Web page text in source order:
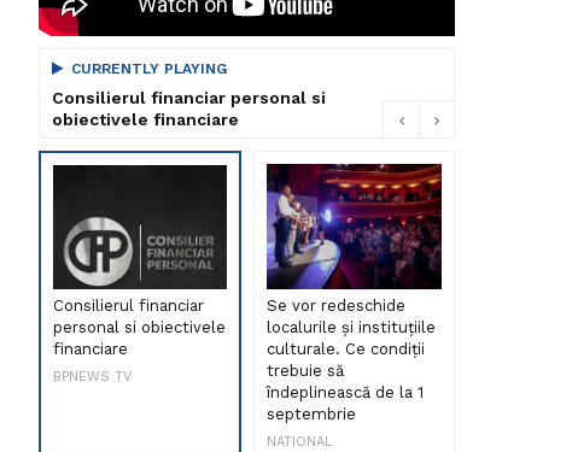
CURRENTLY PLAYING
Consilierul financiar personal si
obiectivele financiare
Consilierul financiar
personal si obiectivele
financiare
BPNEWS TV
Se vor redeschide
localurile și instituțiile
culturale. Ce condiții
trebuie să
îndeplinească de la 1
septembrie
NATIONAL